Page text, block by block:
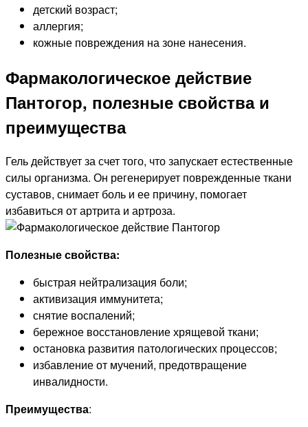
детский возраст;
аллергия;
кожные повреждения на зоне нанесения.
Фармакологическое действие
Пантогор, полезные свойства и
преимущества
Гель действует за счет того, что запускает естественные
силы организма. Он регенерирует поврежденные ткани
суставов, снимает боль и ее причину, помогает
избавиться от артрита и артроза.
Полезные свойства:
быстрая нейтрализация боли;
активизация иммунитета;
снятие воспалений;
бережное восстановление хрящевой ткани;
остановка развития патологических процессов;
избавление от мучений, предотвращение
инвалидности.
Преимущества: